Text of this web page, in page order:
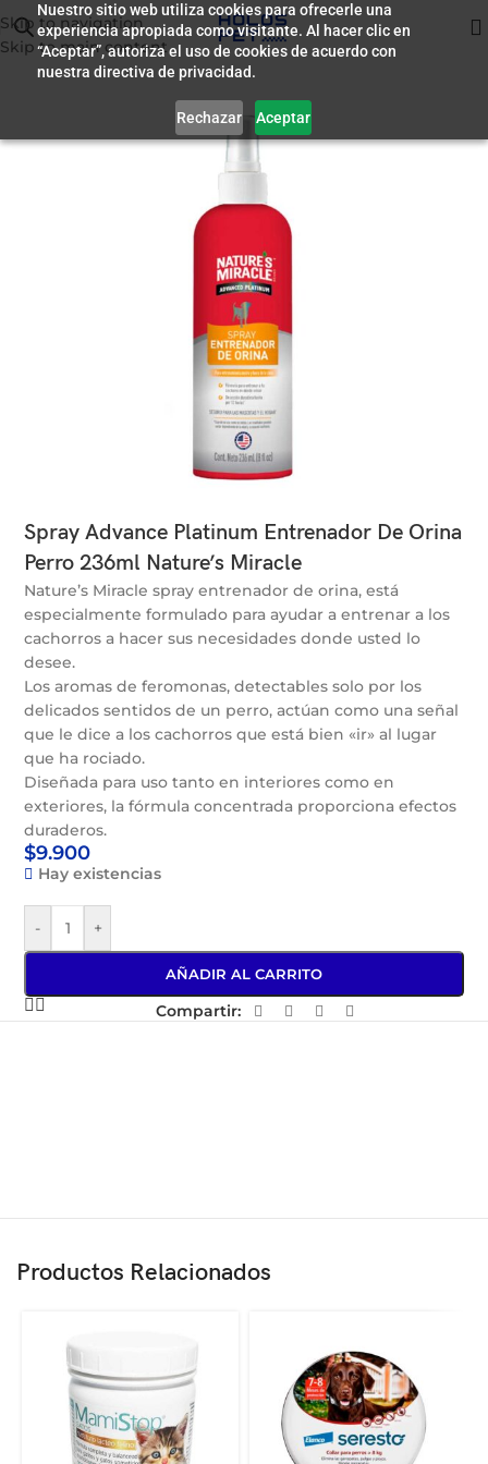
Nuestro sitio web utiliza cookies para ofrecerle una
experiencia apropiada como visitante. Al hacer clic en
“Aceptar”, autoriza el uso de cookies de acuerdo con
nuestra directiva de privacidad.
Rechazar Aceptar
Skip to navigation
Skip to main content
Inicio/Farmacia
Spray Advance Platinum Entrenador De Orina
Perro 236ml Nature’s Miracle
Nature’s Miracle spray entrenador de orina, está
especialmente formulado para ayudar a entrenar a los
cachorros a hacer sus necesidades donde usted lo
desee.
Los aromas de feromonas, detectables solo por los
delicados sentidos de un perro, actúan como una señal
que le dice a los cachorros que está bien «ir» al lugar
que ha rociado.
Diseñada para uso tanto en interiores como en
exteriores, la fórmula concentrada proporciona efectos
duraderos.
$9.900
Hay existencias
- +
AÑADIR AL CARRITO
Compartir:
Productos Relacionados